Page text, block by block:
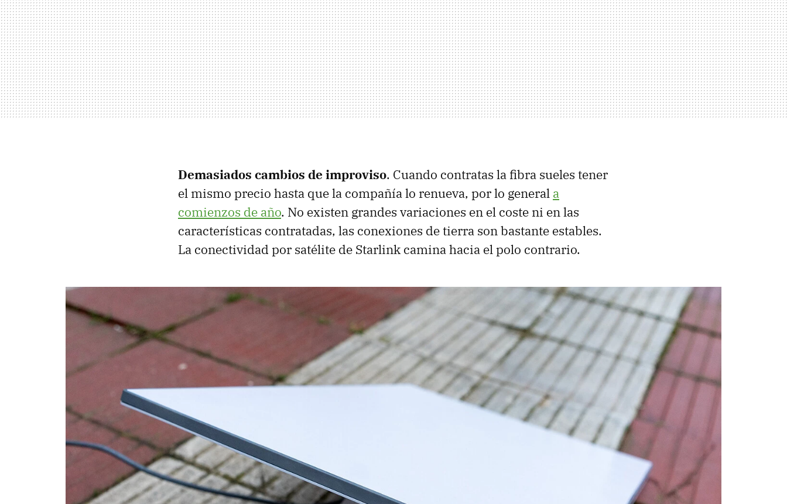
Demasiados cambios de improviso. Cuando contratas la fibra sueles tener
el mismo precio hasta que la compañía lo renueva, por lo general a
comienzos de año. No existen grandes variaciones en el coste ni en las
características contratadas, las conexiones de tierra son bastante estables.
La conectividad por satélite de Starlink camina hacia el polo contrario.